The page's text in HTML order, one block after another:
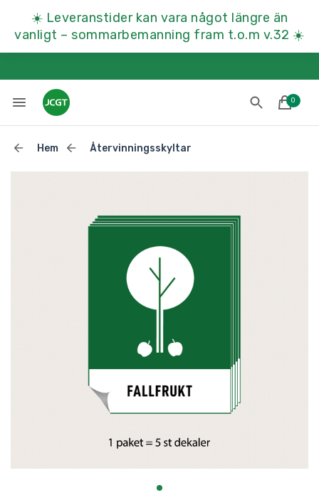
☀️ Leveranstider kan vara något längre än
vanligt – sommarbemanning fram t.o.m v.32 ☀️
0
Till kassan
Hem Återvinningsskyltar